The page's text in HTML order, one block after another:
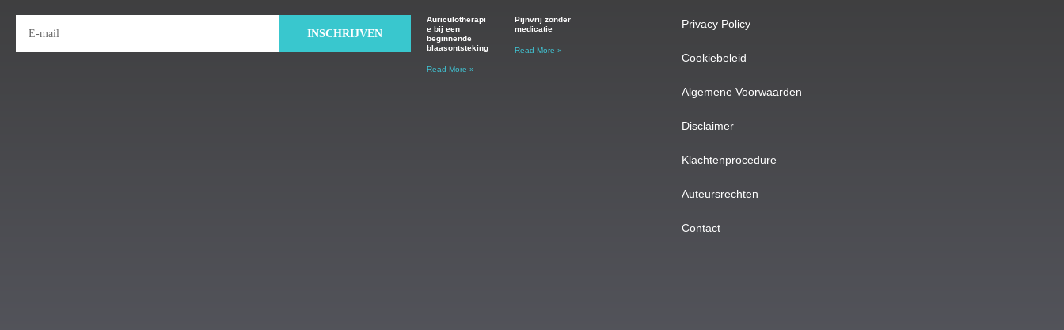
INSCHRIJVEN
Auriculotherapi
e bij een
beginnende
blaasontsteking
Read More »
Pijnvrij zonder
medicatie
Read More »
Privacy Policy
Cookiebeleid
Algemene Voorwaarden
Disclaimer
Klachtenprocedure
Auteursrechten
Contact